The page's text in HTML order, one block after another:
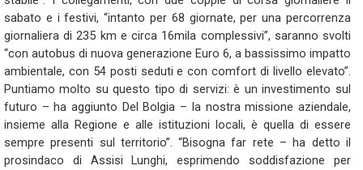
sabato e i festivi, “intanto per 68 giornate, per una percorrenza
giornaliera di 235 km e circa 16mila complessivi”, saranno svolti
“con autobus di nuova generazione Euro 6, a bassissimo impatto
ambientale, con 54 posti seduti e con comfort di livello elevato”.
Puntiamo molto su questo tipo di servizi: è un investimento sul
futuro – ha aggiunto Del Bolgia – la nostra missione aziendale,
insieme alla Regione e alle istituzioni locali, è quella di essere
sempre presenti sul territorio”. “Bisogna far rete – ha detto il
prosindaco di Assisi Lunghi, esprimendo soddisfazione per